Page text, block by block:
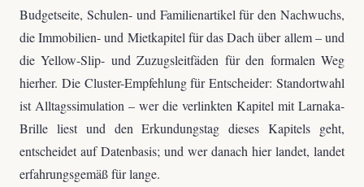
Budgetseite, Schulen- und Familienartikel für den Nachwuchs,
die Immobilien- und Mietkapitel für das Dach über allem – und
die Yellow-Slip- und Zuzugsleitfäden für den formalen Weg
hierher. Die Cluster-Empfehlung für Entscheider: Standortwahl
ist Alltagssimulation – wer die verlinkten Kapitel mit Larnaka-
Brille liest und den Erkundungstag dieses Kapitels geht,
entscheidet auf Datenbasis; und wer danach hier landet, landet
erfahrungsgemäß für lange.